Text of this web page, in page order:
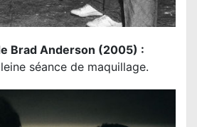
Brad Anderson (2005) :
séance de maquillage.